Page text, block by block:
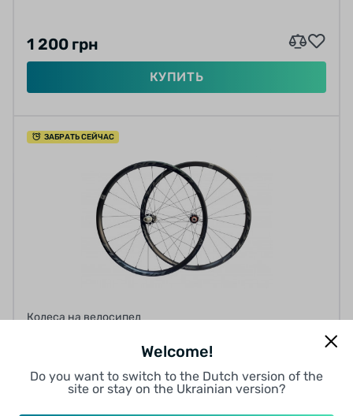
1 200 грн
КУПИТЬ
ЗАБРАТЬ СЕЙЧАС
Колеса на велосипед
ДИСКОВЫЙ ТОРМОЗ, ПОД КАССЕТУ
0 отзывов
Welcome!
Do you want to switch to the Dutch version of the
site or stay on the Ukrainian version?